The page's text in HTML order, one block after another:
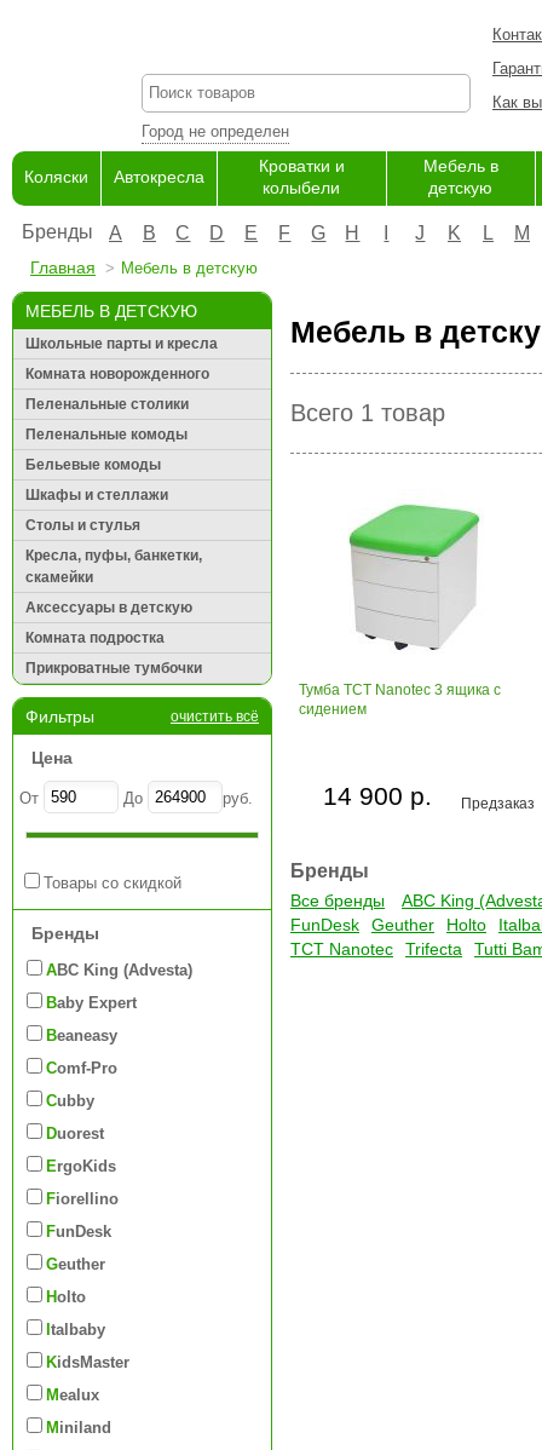
Город не определен
Как
Коляски Автокресла
Кроватки и
колыбели
Мебель в
детскую
Бренды A B C D E F G H J K L M
Главная Мебель в детскую
МЕБЕЛЬ В ДЕТСКУЮ
Школьные парты и кресла
Комната новорожденного
Пеленальные столики
Пеленальные комоды
Бельевые комоды
Шкафы и стеллажи
Столы и стулья
Кресла, пуфы, банкетки,
скамейки
Аксессуары в детскую
Комната подростка
Прикроватные тумбочки
Фильтры очистить всё
Цена
От До руб.
Товары со скидкой
Бренды
ABC King (Advesta)
Baby Expert
Beaneasy
Comf-Pro
Cubby
Duorest
ErgoKids
Fiorellino
FunDesk
Geuther
Holto
Italbaby
KidsMaster
Mealux
Miniland
Мебель в
Всего 1 товар
Тумба ТСТ Nanotec 3 ящика с
сидением
Предзаказ
14 900 р.
Бренды
Все бренды
ABC King
FunDesk
Geuther Holto
TCT Nanotec
Trifecta Tutti